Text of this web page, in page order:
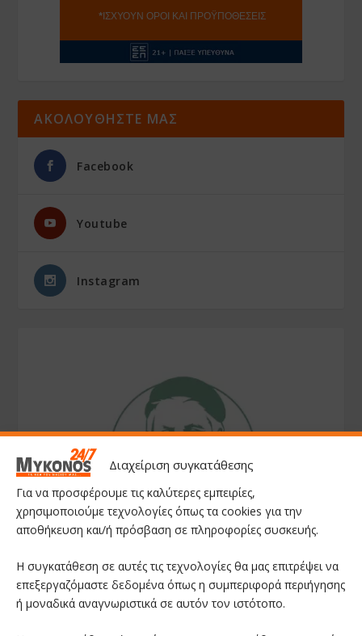
Διαχείριση συγκατάθεσης
Για να προσφέρουμε τις καλύτερες εμπειρίες,
χρησιμοποιούμε τεχνολογίες όπως τα cookies για την
αποθήκευση και/ή πρόσβαση σε πληροφορίες συσκευής.
Η συγκατάθεση σε αυτές τις τεχνολογίες θα μας επιτρέψει να
επεξεργαζόμαστε δεδομένα όπως η συμπεριφορά περιήγησης
ή μοναδικά αναγνωριστικά σε αυτόν τον ιστότοπο.
ΑΚΟΛΟΥΘΗΣΤΕ ΜΑΣ
Facebook
Youtube
Instagram